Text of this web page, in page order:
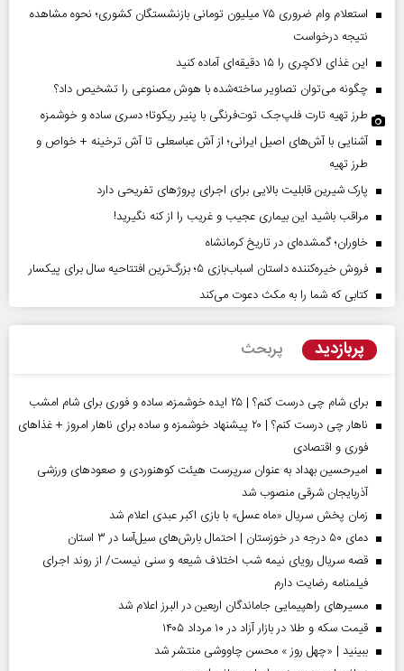
استعلام وام ضروری ۷۵ میلیون تومانی بازنشستگان کشوری؛ نحوه مشاهده
نتیجه درخواست
این غذای لاکچری را ۱۵ دقیقه‌ای آماده کنید
چگونه می‌توان تصاویر ساخته‌شده با هوش مصنوعی را تشخیص داد؟
طرز تهیه تارت فلپ‌جک توت‌فرنگی با پنیر ریکوتا؛ دسری ساده و خوشمزه
آشنایی با آش‌های اصیل ایرانی؛ از آش عباسعلی تا آش ترخینه + خواص و
طرز تهیه
پارک شیرین قابلیت‌ بالایی برای اجرای پروژهای تفریحی دارد
مراقب باشید این بیماری عجیب و غریب را از کنه نگیرید!
خاوران؛ گمشده‌ای در تاریخ کرمانشاه
فروش خیره‌کننده داستان اسباب‌بازی ۵؛ بزرگ‌ترین افتتاحیه سال برای پیکسار
کتابی که شما را به مکث دعوت می‌کند
پربازدید پربحث
برای شام چی درست کنم؟ | ۲۵ ایده خوشمزه، ساده و فوری برای شام امشب
ناهار چی درست کنم؟ | ۲۰ پیشنهاد خوشمزه و ساده برای ناهار امروز + غذاهای
فوری و اقتصادی
امیرحسین بهداد به عنوان سرپرست هیئت کوهنوردی و صعودهای ورزشی
آذربایجان شرقی منصوب شد
زمان پخش سریال «ماه عسل» با بازی اکبر عبدی اعلام شد
دمای ۵۰ درجه در خوزستان | احتمال بارش‌های سیل‌آسا در ۳ استان
قصه سریال رویای نیمه شب اختلاف شیعه و سنی نیست/ از روند اجرای
فیلمنامه رضایت دارم
مسیر‌های راهپیمایی جاماندگان اربعین در البرز اعلام شد
قیمت سکه و طلا در بازار آزاد در ۱۰ مرداد ۱۴۰۵
ببینید | «چهل روز » محسن چاووشی منتشر شد